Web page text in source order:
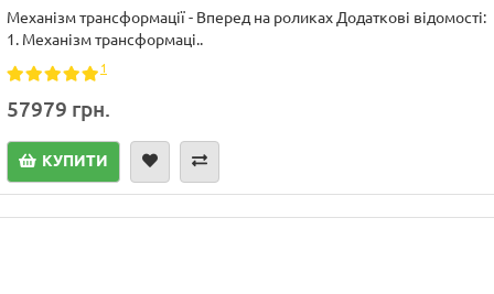
Механізм трансформації - Вперед на роликах Додаткові відомості:
1. Механізм трансформаці..
1
57979 грн.
КУПИТИ